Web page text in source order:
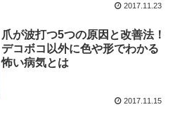
2017.11.23
爪が波打つ5つの原因と改善法！
デコボコ以外に色や形でわかる
怖い病気とは
2017.11.15